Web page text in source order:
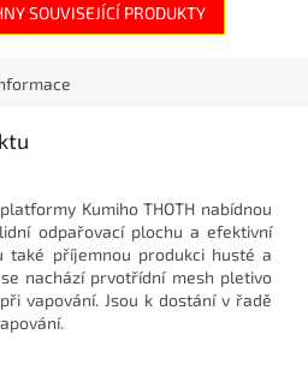
SOUVISEJÍCÍ PRODUKTY
Kumiho THOTH nabídnou
odpařovací plochu a efektivní
také příjemnou produkci husté a
nachází prvotřídní mesh pletivo
vapování. Jsou k dostání v řadě